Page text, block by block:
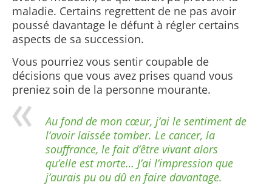
maladie. Certains regrettent de ne pas avoir
poussé davantage le défunt à régler certains
aspects de sa succession.
Vous pourriez vous sentir coupable de
décisions que vous avez prises quand vous
preniez soin de la personne mourante.
Au fond de mon cœur, j’ai le sentiment de
l’avoir laissée tomber. Le cancer, la
souffrance, le fait d’être vivant alors
qu’elle est morte… J’ai l’impression que
j’aurais pu ou dû en faire davantage.